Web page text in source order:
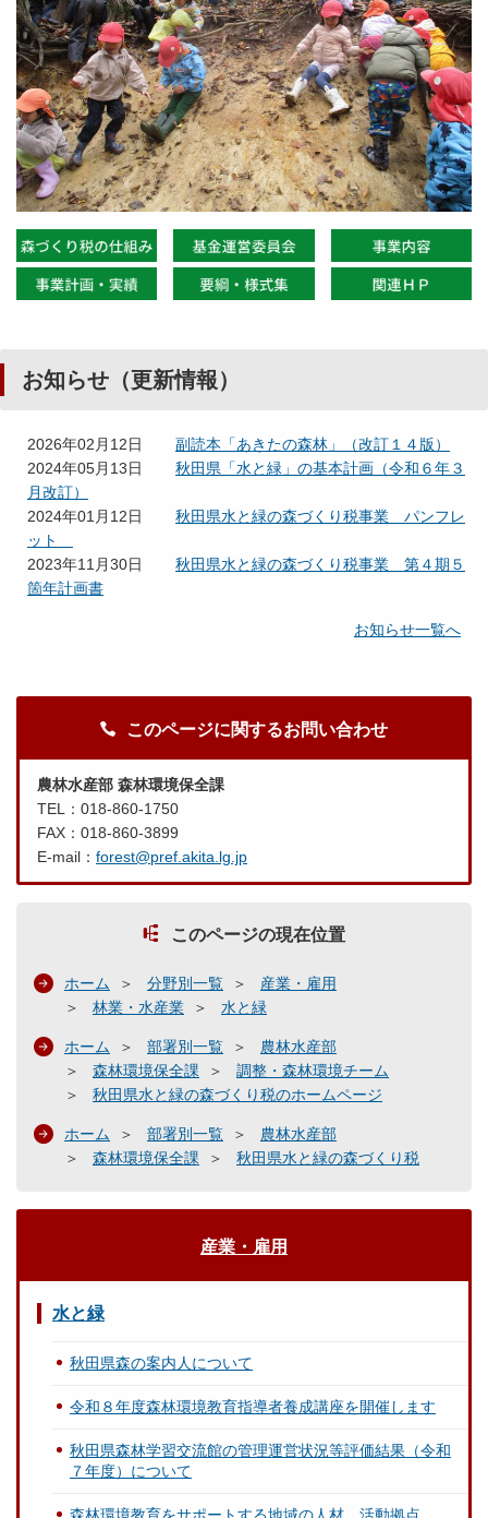
お知らせ（更新情報）
2026年02月12日
副読本「あきたの森林」（改訂１４版）
2024年05月13日
秋田県「水と緑」の基本計画（令和６年３
月改訂）
2024年01月12日
秋田県水と緑の森づくり税事業 パンフレ
ット
2023年11月30日
秋田県水と緑の森づくり税事業 第４期５
箇年計画書
お知らせ一覧へ
このページに関するお問い合わせ
農林水産部 森林環境保全課
TEL：018-860-1750
FAX：018-860-3899
E-mail： forest@pref.akita.lg.jp
このページの現在位置
ホーム 分野別一覧
産業・雇用
林業・水産業
水と緑
ホーム 部署別一覧
農林水産部
森林環境保全課
調整・森林環境チーム
秋田県水と緑の森づくり税のホームページ
ホーム 部署別一覧
農林水産部
森林環境保全課
秋田県水と緑の森づくり税
産業・雇用
水と緑
秋田県森の案内人について
令和８年度森林環境教育指導者養成講座を開催します
秋田県森林学習交流館の管理運営状況等評価結果（令和
７年度）について